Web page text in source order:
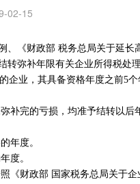
02-15
《财政部 税务总局关于延长
转弥补年限有关企业所得税处
业，其具备资格年度之前5
完的亏损，均准予结转以后
年度。
度。
财政部 国家税务总局关于企